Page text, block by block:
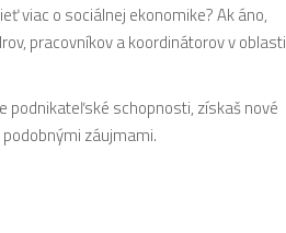
viac o sociálnej ekonomike? Ak áno,
pracovníkov a koordinátorov v oblasti
podnikateľské schopnosti, získaš nové
záujmami.